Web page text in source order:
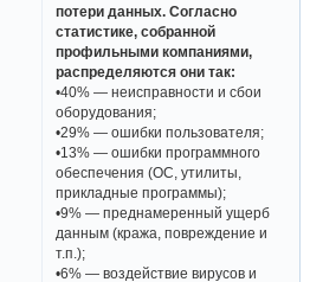
потери данных. Согласно
статистике, собранной
профильными компаниями,
распределяются они так:
•40% — неисправности и сбои
оборудования;
•29% — ошибки пользователя;
•13% — ошибки программного
обеспечения (ОС, утилиты,
прикладные программы);
•9% — преднамеренный ущерб
данным (кража, повреждение и
т.п.);
•6% — воздействие вирусов и